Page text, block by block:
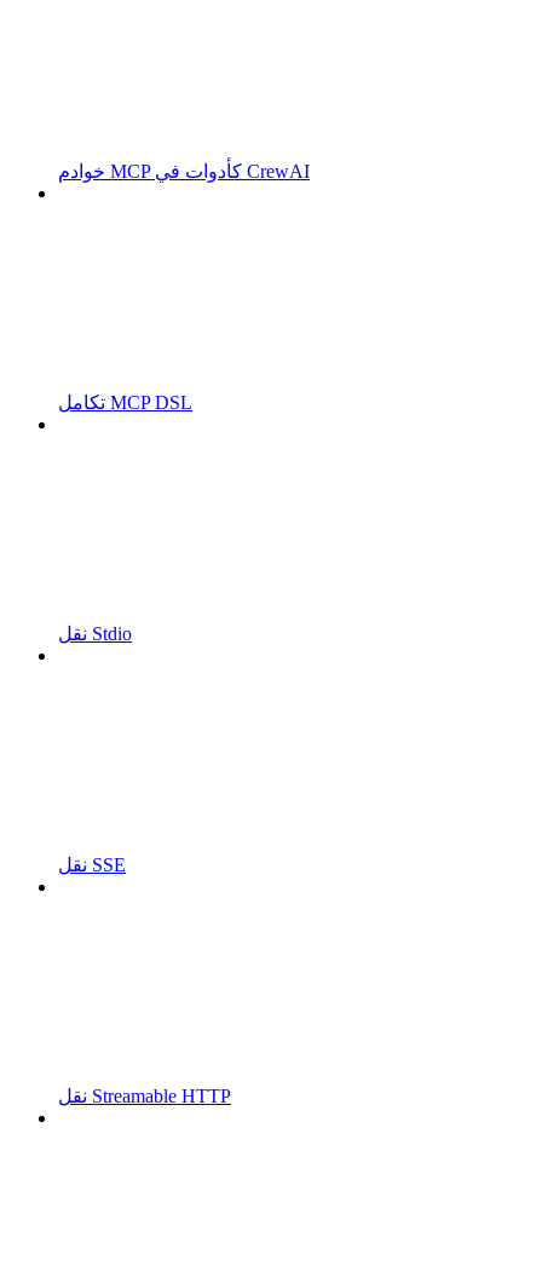
خوادم MCP كأدوات في CrewAI
تكامل MCP DSL
نقل Stdio
نقل SSE
نقل Streamable HTTP